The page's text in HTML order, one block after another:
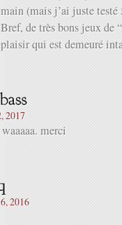
main (mais j’ai juste
Bref, de très bons jeux de
plaisir qui est demeuré
2017
merci
2016